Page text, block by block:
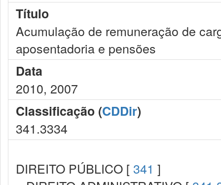
Título
Acumulação de remuneração de
aposentadoria e pensões
Data
2010, 2007
Classificação (CDDir)
341.3334
DIREITO PÚBLICO [ 341 ]